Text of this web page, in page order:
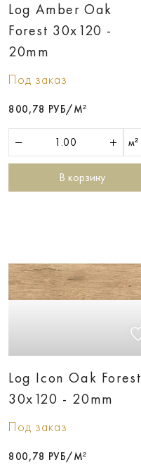
Log Amber Oak
Forest 30х120 -
20mm
Под заказ
800,78 РУБ/М²
м²
В корзину
Log Icon Oak Forest
30х120 - 20mm
Под заказ
800,78 РУБ/М²